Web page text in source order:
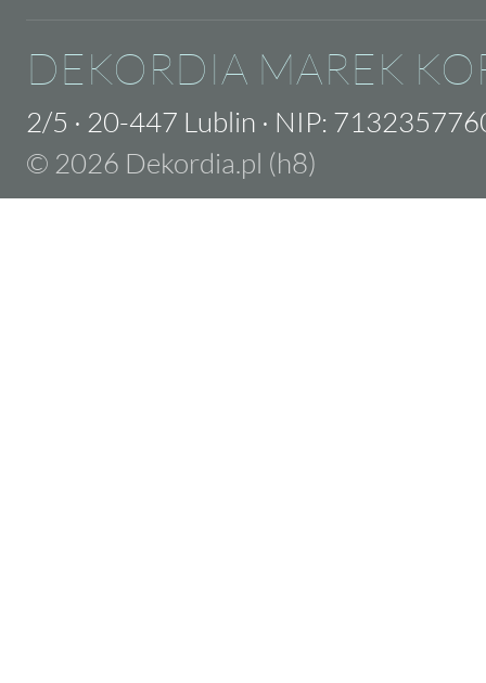
DEKORDIA MAREK
2/5 · 20-447 Lublin · NIP:
© 2026 Dekordia.pl (h8)